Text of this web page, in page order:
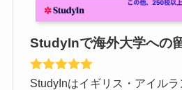
StudyInで海外大学への
StudyInはイギリス・アイル